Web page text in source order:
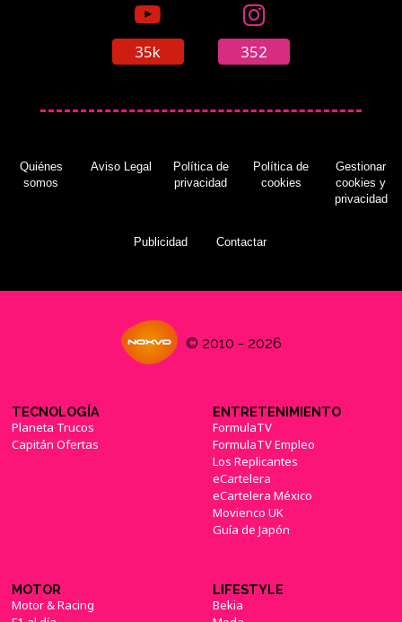
35k 352
Quiénes
somos
Aviso Legal
Política de
privacidad
Política de
cookies
Gestionar
cookies y
privacidad
Publicidad Contactar
© 2010 - 2026
TECNOLOGÍA
Planeta Trucos
Capitán Ofertas
ENTRETENIMIENTO
FormulaTV
FormulaTV Empleo
Los Replicantes
eCartelera
eCartelera México
Movienco UK
Guía de Japón
MOTOR
Motor & Racing
LIFESTYLE
Bekia